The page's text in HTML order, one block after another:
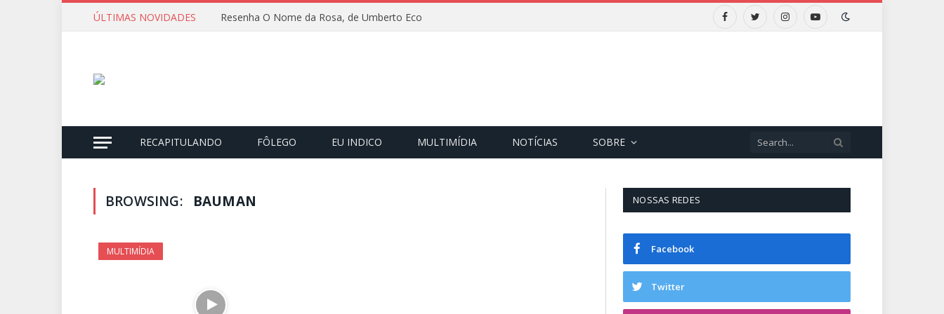
ÚLTIMAS NOVIDADES Resenha O Nome da Rosa, de Umberto Eco FacebookTwitterInstagramYouTube
RECAPITULANDO FÔLEGO EU INDICO MULTIMÍDIA NOTÍCIAS SOBRE
BROWSING: BAUMAN
MULTIMÍDIA
NOSSAS REDES
Facebook
Twitter